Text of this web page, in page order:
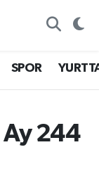
SPOR
244